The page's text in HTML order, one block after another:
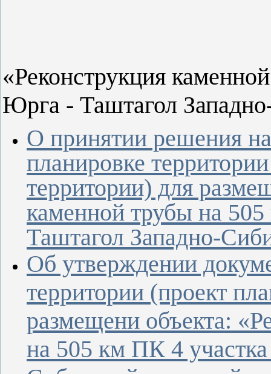
«Реконструкция
Юрга - Таштагол
О принятии решения
планировке
территории) для
каменной трубы на
Таштагол Западно-
Об утверждении
территории (проект
размещени объекта: «
на 505 км ПК 4